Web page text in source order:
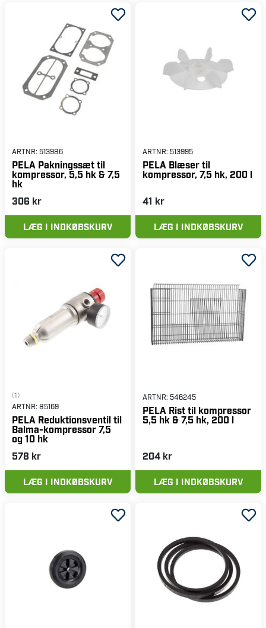
ARTNR: 513986
PELA Pakningssæt til
kompressor, 5,5 hk & 7,5
hk
306 kr
LÆG I INDKØBSKURV
ARTNR: 513995
PELA Blæser til
kompressor, 7,5 hk, 200 l
41 kr
LÆG I INDKØBSKURV
(1)
ARTNR: 85169
PELA Reduktionsventil til
Balma-kompressor 7,5
og 10 hk
578 kr
LÆG I INDKØBSKURV
ARTNR: 546245
PELA Rist til kompressor
5,5 hk & 7,5 hk, 200 l
204 kr
LÆG I INDKØBSKURV